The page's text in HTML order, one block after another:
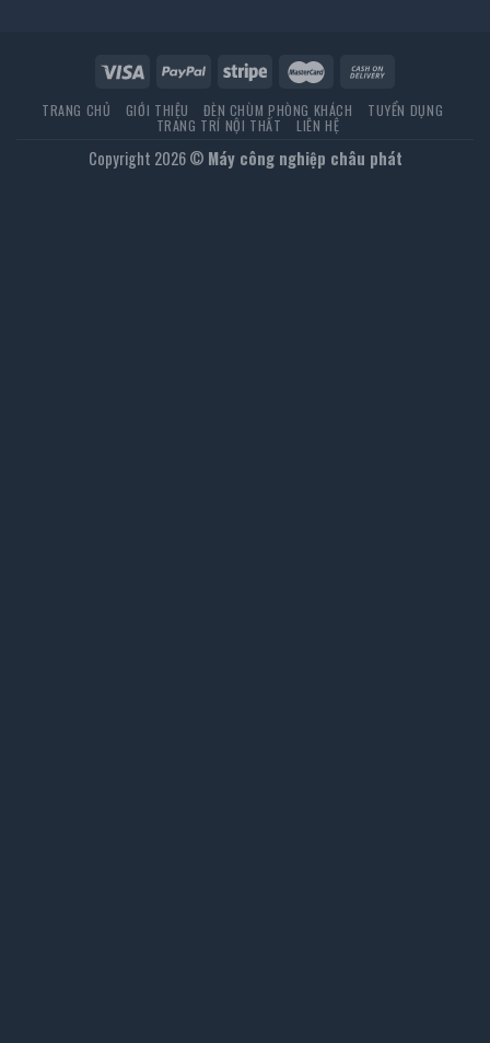
TRANG CHỦ GIỚI THIỆU ĐÈN CHÙM PHÒNG KHÁCH TUYỂN DỤNG
TRANG TRÍ NỘI THẤT LIÊN HỆ
Copyright 2026 © Máy công nghiệp châu phát